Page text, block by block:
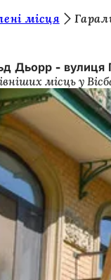
місця
Дьорр - вулиця
місць у